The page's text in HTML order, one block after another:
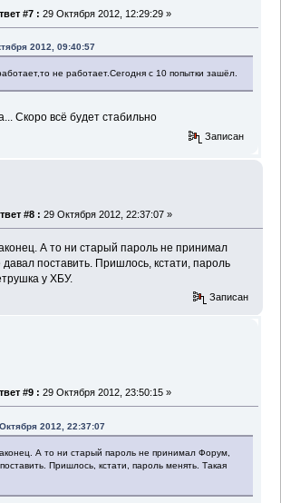
#7 : 29 Октября 2012, 12:29:29 »
2012, 09:40:57
не работает.Сегодня с 10 попытки зашёл.
Скоро всё будет стабильно
Записан
#8 : 29 Октября 2012, 22:37:07 »
А то ни старый пароль не принимал
поставить. Пришлось, кстати, пароль
у ХБУ.
Записан
#9 : 29 Октября 2012, 23:50:15 »
2012, 22:37:07
А то ни старый пароль не принимал Форум,
Пришлось, кстати, пароль менять. Такая